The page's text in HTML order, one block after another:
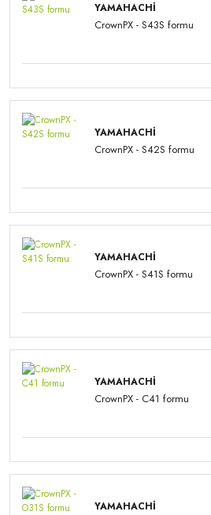
YAMAHACHI
CrownPX - S43S formu
YAMAHACHI
CrownPX - S42S formu
YAMAHACHI
CrownPX - S41S formu
YAMAHACHI
CrownPX - C41 formu
YAMAHACHI